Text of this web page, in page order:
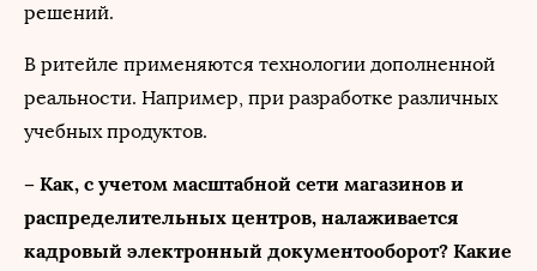
решений.
В ритейле применяются технологии дополненной
реальности. Например, при разработке различных
учебных продуктов.
– Как, с учетом масштабной сети магазинов и
распределительных центров, налаживается
кадровый электронный документооборот? Какие